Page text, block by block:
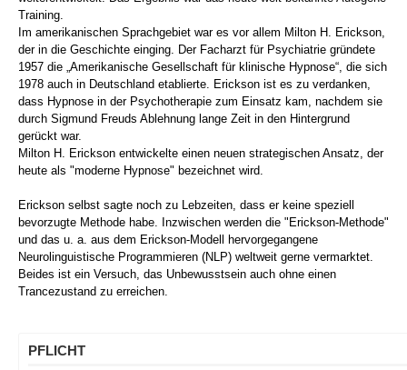
Training.
Im amerikanischen Sprachgebiet war es vor allem Milton H. Erickson,
der in die Geschichte einging. Der Facharzt für Psychiatrie gründete
1957 die „Amerikanische Gesellschaft für klinische Hypnose“, die sich
1978 auch in Deutschland etablierte. Erickson ist es zu verdanken,
dass Hypnose in der Psychotherapie zum Einsatz kam, nachdem sie
durch Sigmund Freuds Ablehnung lange Zeit in den Hintergrund
gerückt war.
Milton H. Erickson entwickelte einen neuen strategischen Ansatz, der
heute als "moderne Hypnose" bezeichnet wird.
Erickson selbst sagte noch zu Lebzeiten, dass er keine speziell
bevorzugte Methode habe. Inzwischen werden die "Erickson-Methode"
und das u. a. aus dem Erickson-Modell hervorgegangene
Neurolinguistische Programmieren (NLP) weltweit gerne vermarktet.
Beides ist ein Versuch, das Unbewusstsein auch ohne einen
Trancezustand zu erreichen.
PFLICHT